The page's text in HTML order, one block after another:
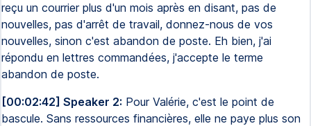
reçu un courrier plus d'un mois après en disant, pas de
nouvelles, pas d'arrêt de travail, donnez-nous de vos
nouvelles, sinon c'est abandon de poste. Eh bien, j'ai
répondu en lettres commandées, j'accepte le terme
abandon de poste.
[00:02:42] Speaker 2: Pour Valérie, c'est le point de
bascule. Sans ressources financières, elle ne paye plus son